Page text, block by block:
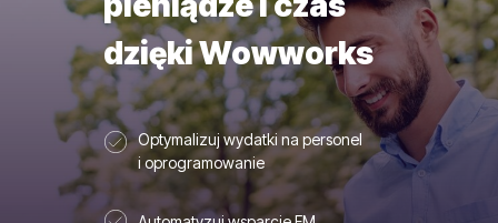
Optymalizuj wydatki na personel
i oprogramowanie
dzięki Wowworks